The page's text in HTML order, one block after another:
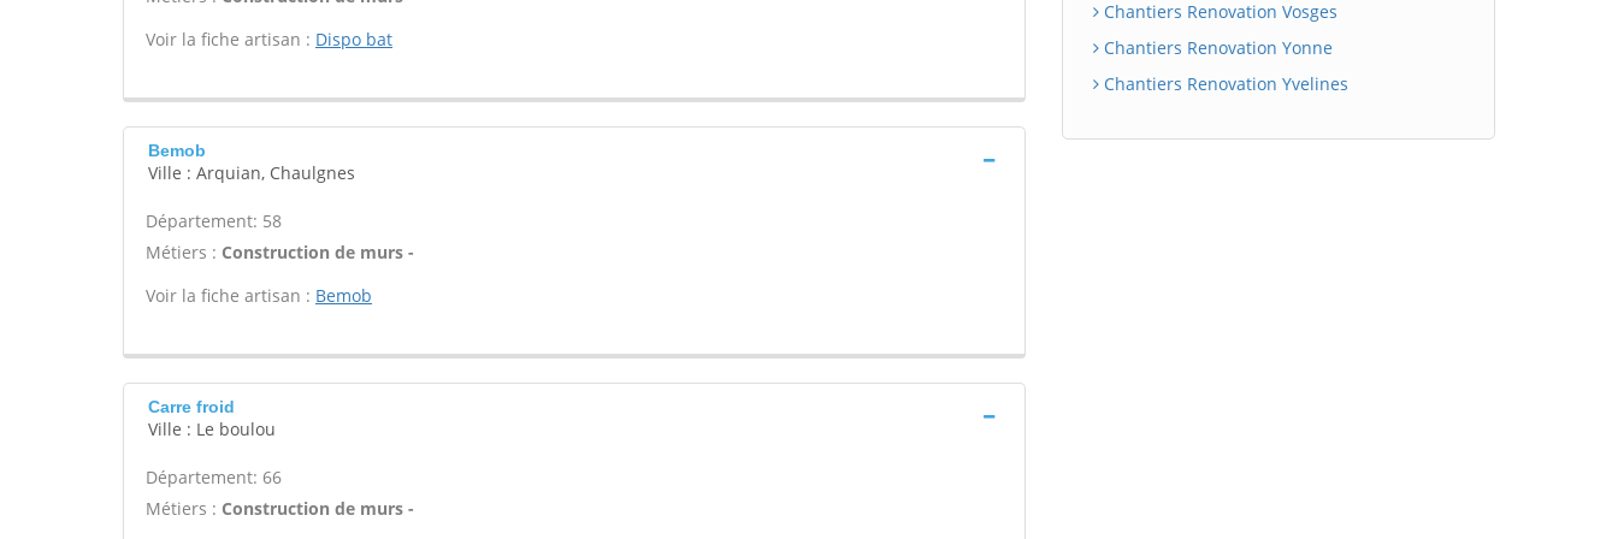
Voir la fiche artisan : Dispo bat
Bemob
Ville : Arquian, Chaulgnes
Département: 58
Métiers : Construction de murs -
Voir la fiche artisan : Bemob
Carre froid
Ville : Le boulou
Département: 66
Métiers : Construction de murs -
Chantiers Renovation Vosges
Chantiers Renovation Yonne
Chantiers Renovation Yvelines